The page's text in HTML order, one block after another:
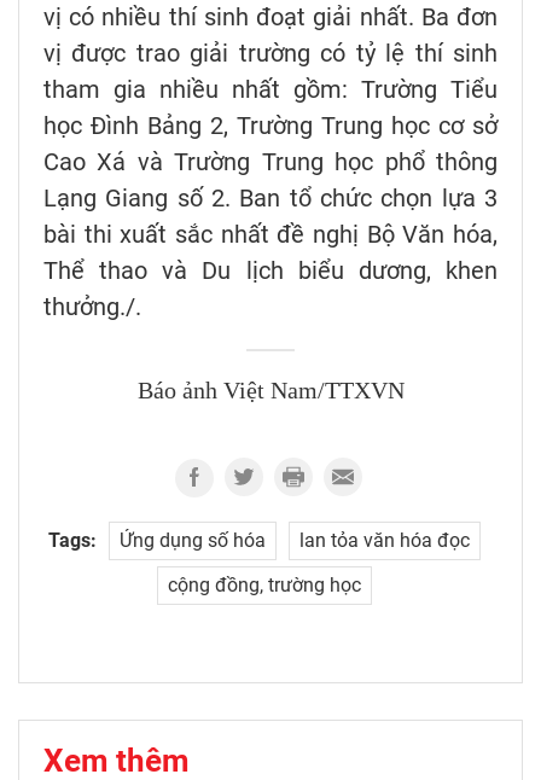
vị có nhiều thí sinh đoạt giải nhất. Ba đơn
vị được trao giải trường có tỷ lệ thí sinh
tham gia nhiều nhất gồm: Trường Tiểu
học Đình Bảng 2, Trường Trung học cơ sở
Cao Xá và Trường Trung học phổ thông
Lạng Giang số 2. Ban tổ chức chọn lựa 3
bài thi xuất sắc nhất đề nghị Bộ Văn hóa,
Thể thao và Du lịch biểu dương, khen
thưởng./.
Báo ảnh Việt Nam/TTXVN
Tags: Ứng dụng số hóa
lan tỏa văn hóa đọc
cộng đồng, trường học
Xem thêm